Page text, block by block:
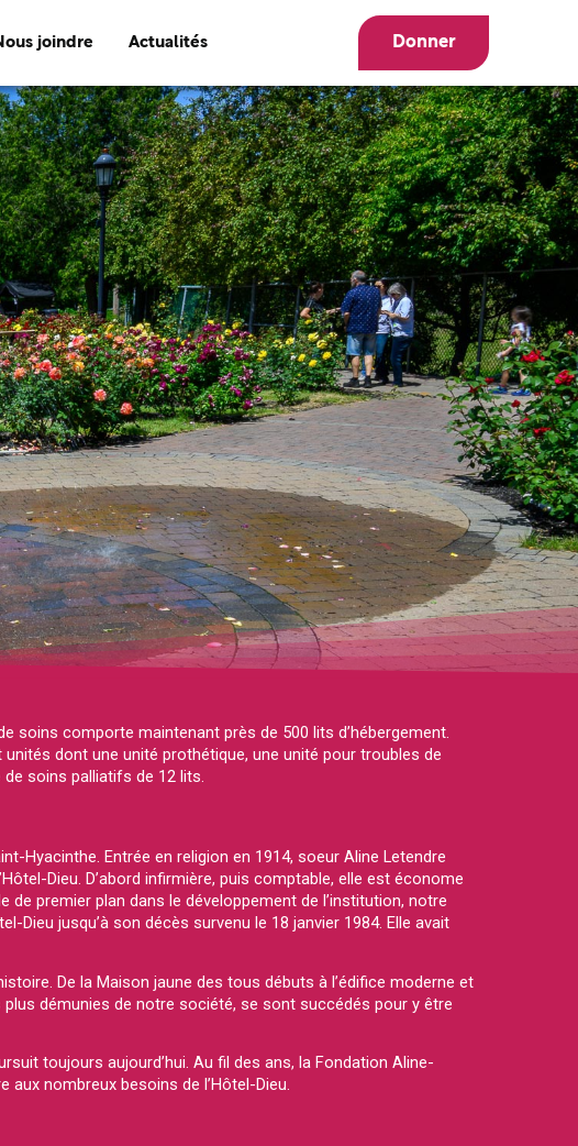
joindre Actualités Donner
soins comporte maintenant près de 500 lits d’hébergement.
dont une unité prothétique, une unité pour troubles de
soins palliatifs de 12 lits.
Hyacinthe. Entrée en religion en 1914, soeur Aline Letendre
Dieu. D’abord infirmière, puis comptable, elle est économe
premier plan dans le développement de l’institution, notre
Dieu jusqu’à son décès survenu le 18 janvier 1984. Elle avait
De la Maison jaune des tous débuts à l’édifice moderne et
plus démunies de notre société, se sont succédés pour y être
toujours aujourd’hui. Au fil des ans, la Fondation Aline-
nombreux besoins de l’Hôtel-Dieu.